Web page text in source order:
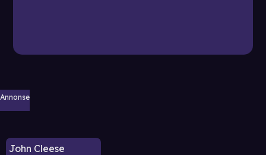
Annonse
John Cleese